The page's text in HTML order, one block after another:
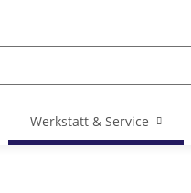
Werkstatt & Service